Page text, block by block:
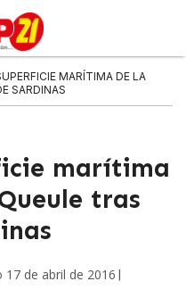
MARÍTIMA DE LA
SARDINAS
marítima
tras
17 de abril de 2016